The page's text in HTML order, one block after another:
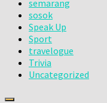
semarang
sosok
Speak Up
Sport
travelogue
Trivia
Uncategorized